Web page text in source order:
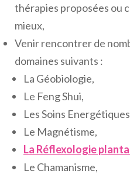
thérapies proposées ou
mieux,
Venir rencontrer de
domaines suivants :
La Géobiologie,
Le Feng Shui,
Les Soins
Le Magnétisme,
La Réflexologie
Le Chamanisme,